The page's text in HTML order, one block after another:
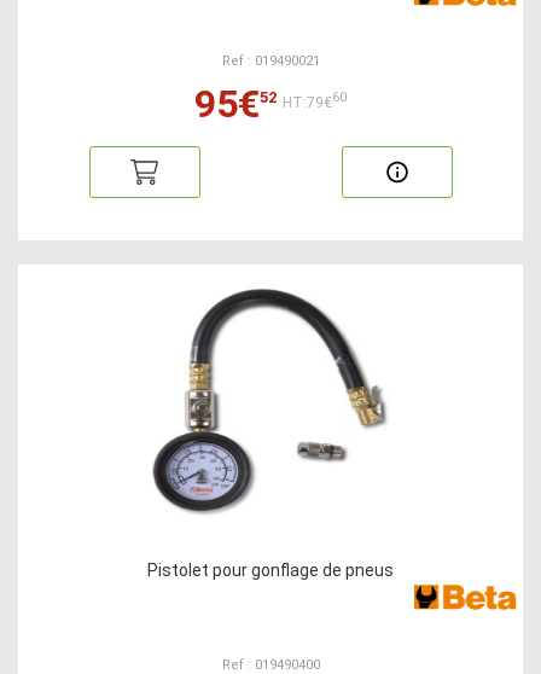
Ref : 019490021
95€52 HT:79€60
Pistolet pour gonflage de pneus
Ref : 019490400